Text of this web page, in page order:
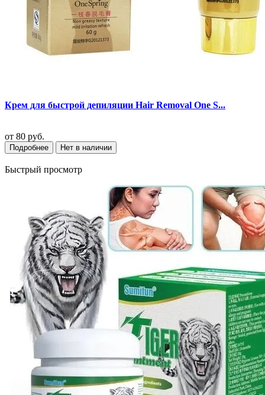
Крем для быстрой депиляции Hair Removal One S...
от 80 руб.
Подробнее Нет в наличии
Быстрый просмотр